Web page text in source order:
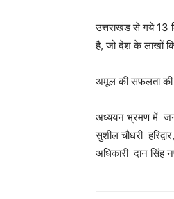
उत्तराखंड से गये 13
है, जो देश के लाखों
अमूल की सफलता की
अध्ययन भ्रमण में
सुशील चौधरी
अधिकारी दान सिंह